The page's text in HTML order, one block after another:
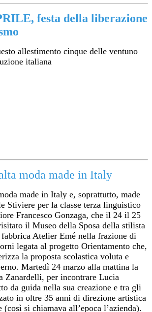
festa della liberazione
allestimento cinque delle ventuno
italiana
moda made in Italy
made in Italy e, soprattutto, made
Stiviere per la classe terza linguistico
Francesco Gonzaga, che il 24 il 25
il Museo della Sposa della stilista
Atelier Emé nella frazione di
legata al progetto Orientamento che,
la proposta scolastica voluta e
Martedì 24 marzo alla mattina la
Zanardelli, per incontrare Lucia
da guida nella sua creazione e tra gli
in oltre 35 anni di direzione artistica
si chiamava all’epoca l’azienda).